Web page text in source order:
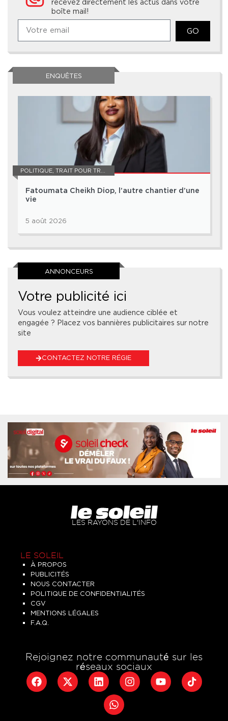
recevez directement les actus dans votre
boîte mail!
GO
ENQUÊTES
POLITIQUE, TRAIT POUR TRAIT
Fatoumata Cheikh Diop, l’autre chantier d’une
vie
5 août 2026
ANNONCEURS
Votre publicité ici
Vous voulez atteindre une audience ciblée et
engagée ? Placez vos bannières publicitaires sur notre
site
CONTACTEZ NOTRE RÉGIE
LES RAYONS DE L'INFO
LE SOLEIL
À PROPOS
PUBLICITÉS
NOUS CONTACTER
POLITIQUE DE CONFIDENTIALITÉS
CGV
MENTIONS LÉGALES
F.A.Q.
Rejoignez notre communauté sur les
réseaux sociaux